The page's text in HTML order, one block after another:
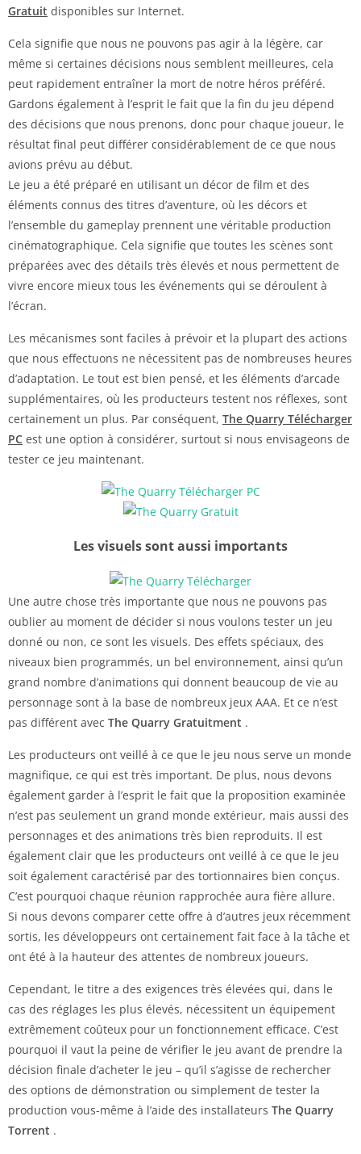
Gratuit disponibles sur Internet.
Cela signifie que nous ne pouvons pas agir à la légère, car
même si certaines décisions nous semblent meilleures, cela
peut rapidement entraîner la mort de notre héros préféré.
Gardons également à l’esprit le fait que la fin du jeu dépend
des décisions que nous prenons, donc pour chaque joueur, le
résultat final peut différer considérablement de ce que nous
avions prévu au début.
Le jeu a été préparé en utilisant un décor de film et des
éléments connus des titres d’aventure, où les décors et
l’ensemble du gameplay prennent une véritable production
cinématographique. Cela signifie que toutes les scènes sont
préparées avec des détails très élevés et nous permettent de
vivre encore mieux tous les événements qui se déroulent à
l’écran.
Les mécanismes sont faciles à prévoir et la plupart des actions
que nous effectuons ne nécessitent pas de nombreuses heures
d’adaptation. Le tout est bien pensé, et les éléments d’arcade
supplémentaires, où les producteurs testent nos réflexes, sont
certainement un plus. Par conséquent, The Quarry Télécharger
PC est une option à considérer, surtout si nous envisageons de
tester ce jeu maintenant.
Les visuels sont aussi importants
Une autre chose très importante que nous ne pouvons pas
oublier au moment de décider si nous voulons tester un jeu
donné ou non, ce sont les visuels. Des effets spéciaux, des
niveaux bien programmés, un bel environnement, ainsi qu’un
grand nombre d’animations qui donnent beaucoup de vie au
personnage sont à la base de nombreux jeux AAA. Et ce n’est
pas différent avec The Quarry Gratuitment .
Les producteurs ont veillé à ce que le jeu nous serve un monde
magnifique, ce qui est très important. De plus, nous devons
également garder à l’esprit le fait que la proposition examinée
n’est pas seulement un grand monde extérieur, mais aussi des
personnages et des animations très bien reproduits. Il est
également clair que les producteurs ont veillé à ce que le jeu
soit également caractérisé par des tortionnaires bien conçus.
C’est pourquoi chaque réunion rapprochée aura fière allure.
Si nous devons comparer cette offre à d’autres jeux récemment
sortis, les développeurs ont certainement fait face à la tâche et
ont été à la hauteur des attentes de nombreux joueurs.
Cependant, le titre a des exigences très élevées qui, dans le
cas des réglages les plus élevés, nécessitent un équipement
extrêmement coûteux pour un fonctionnement efficace. C’est
pourquoi il vaut la peine de vérifier le jeu avant de prendre la
décision finale d’acheter le jeu – qu’il s’agisse de rechercher
des options de démonstration ou simplement de tester la
production vous-même à l’aide des installateurs The Quarry
Torrent .